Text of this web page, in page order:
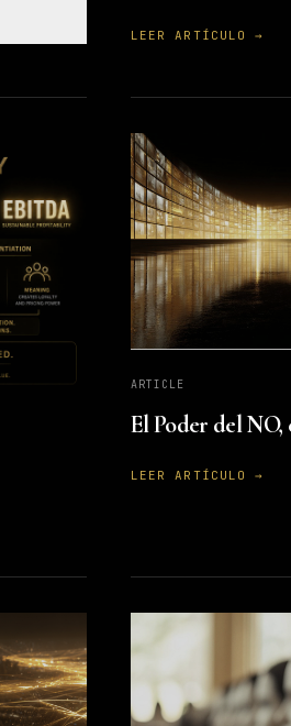
LEER ARTÍCULO →
ARTICLE
El Poder del
LEER ARTÍCULO →